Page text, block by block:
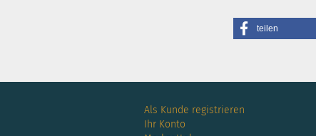
teilen
Als Kunde registrieren
Ihr Konto